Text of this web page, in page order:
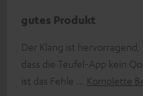
gutes Produkt
Der Klang ist hervorragend,
dass die Teufel-App kein
ist das Fehle
Komplette